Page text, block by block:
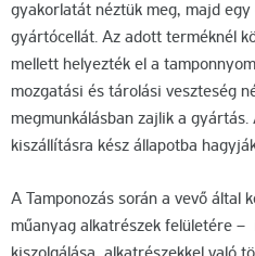
gyakorlatát néztük meg, majd
gyártócellát. Az adott terméknél
mellett helyezték el a
mozgatási és tárolási veszteség
megmunkálásban zajlik a
kiszállításra kész állapotba
A Tamponozás során a vevő által
műanyag alkatrészek felületére –